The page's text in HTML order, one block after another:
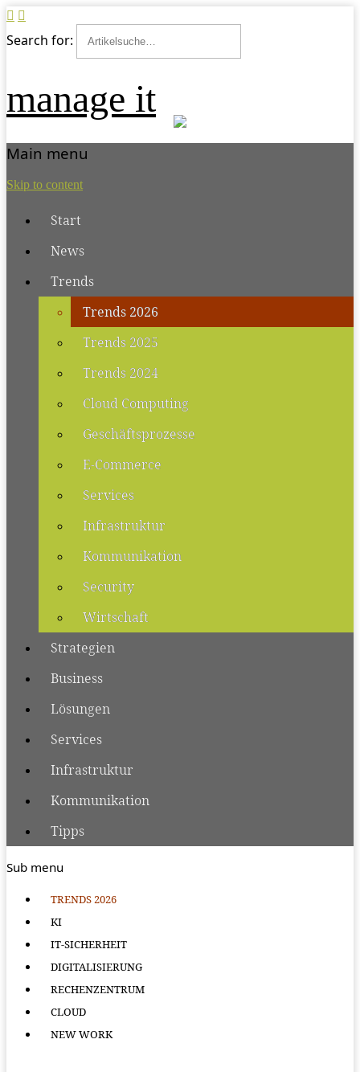
Search for:
manage it
Main menu
Skip to content
Start
News
Trends
Trends 2026
Trends 2025
Trends 2024
Cloud Computing
Geschäftsprozesse
E-Commerce
Services
Infrastruktur
Kommunikation
Security
Wirtschaft
Strategien
Business
Lösungen
Services
Infrastruktur
Kommunikation
Tipps
Sub menu
TRENDS 2026
KI
IT-SICHERHEIT
DIGITALISIERUNG
RECHENZENTRUM
CLOUD
NEW WORK